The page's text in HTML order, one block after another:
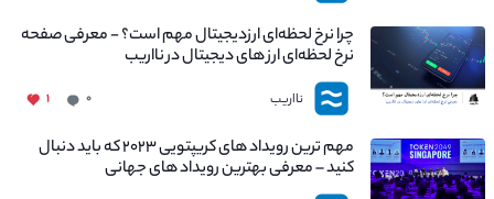
چرا نرخ لحظه‌ای ارزدیجیتال مهم است؟ - معرفی صفحه
نرخ لحظه‌ای ارز های دیجیتال در نااریب
نااریب ۰ ۱
مهم ترین رویداد های کریپتویی ۲۰۲۳ که باید دنبال
کنید – معرفی بهترین رویداد های جهانی